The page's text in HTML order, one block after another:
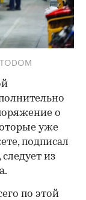
о
уже
подписал
из
по этой